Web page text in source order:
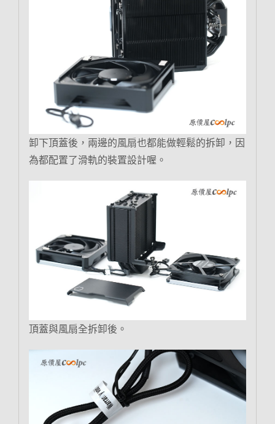
卸下頂蓋後，兩邊的風扇也都能做輕鬆的拆卸，因
為都配置了滑軌的裝置設計喔。
頂蓋與風扇全拆卸後。